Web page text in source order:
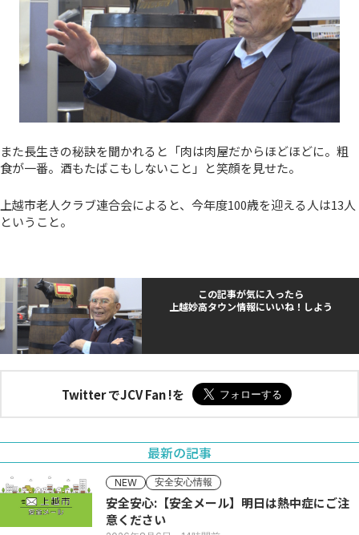
また長生きの秘訣を聞かれると「肉は肉屋だからほどほどに。粗
食が一番。酒もたばこもしないこと」と笑顔を見せた。
上越市老人クラブ連合会によると、今年度100歳を迎える人は13人
ということ。
この記事が気に入ったら
上越妙高タウン情報にいいね！しよう
Twitter でJCV Fan !を
最新の記事
NEW 安全安心情報
安全安心:【安全メール】明日は熱中症にご注
意ください